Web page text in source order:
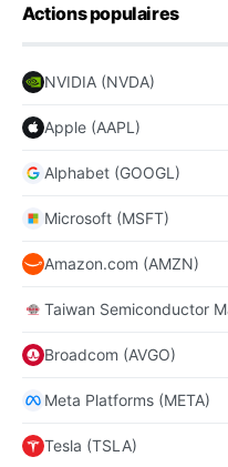
Actions populaires
NVIDIA (NVDA)
Apple (AAPL)
Alphabet (GOOGL)
Microsoft (MSFT)
Amazon.com (AMZN)
Taiwan Semiconductor
Broadcom (AVGO)
Meta Platforms (META)
Tesla (TSLA)